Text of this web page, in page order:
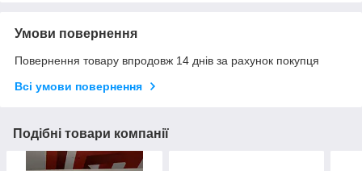
Умови повернення
Повернення товару впродовж 14 днів за рахунок покупця
Всі умови повернення
Подібні товари компанії